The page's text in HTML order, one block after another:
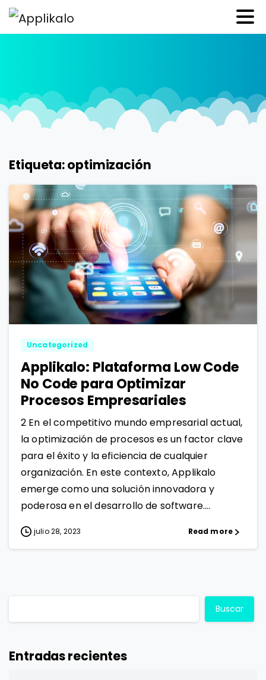
Etiqueta:optimización
1 1
Uncategorized
Applikalo: Plataforma Low Code
No Code para Optimizar
Procesos Empresariales
2 En el competitivo mundo empresarial actual,
la optimización de procesos es un factor clave
para el éxito y la eficiencia de cualquier
organización. En este contexto, Applikalo
emerge como una solución innovadora y
poderosa en el desarrollo de software....
julio 28, 2023 Read more
Buscar
Entradas recientes